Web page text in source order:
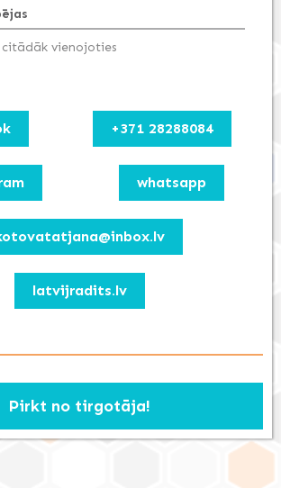
vienojoties
+371 28288084
whatsapp
latvijradits.lv
Pirkt no tirgotāja!